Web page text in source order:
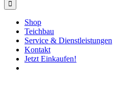
Shop
Teichbau
Service & Dienstleistungen
Kontakt
Jetzt Einkaufen!